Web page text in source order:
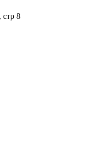
стр 8